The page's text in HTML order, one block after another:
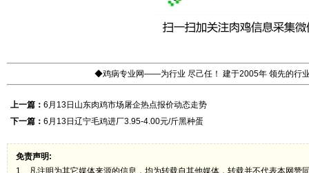
◆鸡病专业网——为行业 尽己任！ 建于2005年 领先的行
上一篇： 6月13日山东肉鸡市场屠企热点报价动态走势
下一篇： 6月13日辽宁毛鸡进厂3.95-4.00元/斤黑种蛋
免责声明:
1、凡注明为其它媒体来源的信息，均为转载自其他媒体，转载并不代表本网赞